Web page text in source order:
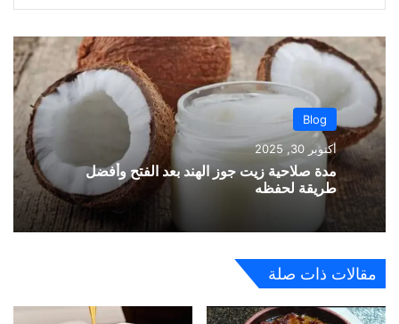
Blog
أكتوبر 30, 2025
مدة صلاحية زيت جوز الهند بعد الفتح وأفضل
طريقة لحفظه
مقالات ذات صلة